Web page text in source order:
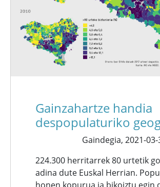
Gainzahartze handia
despopulaturiko
Gaindegia, 2021-
224.300 herritarrek 80 urtetik
adina dute Euskal Herrian.
honen kopurua ia bikoiztu egin